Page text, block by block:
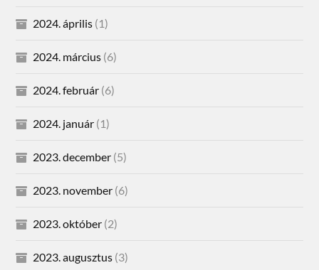
2024. április (1)
2024. március (6)
2024. február (6)
2024. január (1)
2023. december (5)
2023. november (6)
2023. október (2)
2023. augusztus (3)